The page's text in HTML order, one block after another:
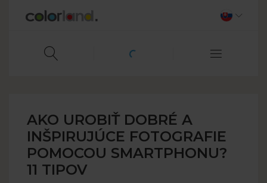
AKO UROBIŤ DOBRÉ A
INŠPIRUJÚCE FOTOGRAFIE
POMOCOU SMARTPHONU?
11 TIPOV